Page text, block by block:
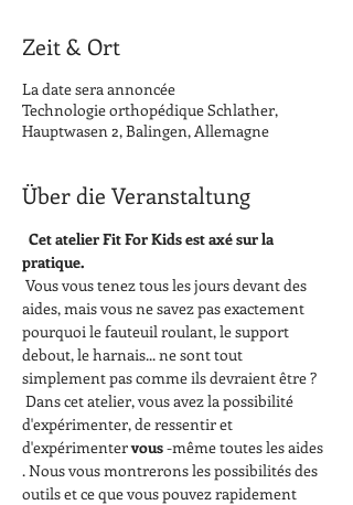
Zeit & Ort
La date sera annoncée
Technologie orthopédique Schlather,
Hauptwasen 2, Balingen, Allemagne
Über die Veranstaltung
Cet atelier Fit For Kids est axé sur la
pratique.
aides, mais vous ne savez pas exactement
pourquoi le fauteuil roulant, le support
debout, le harnais... ne sont tout
simplement pas comme ils devraient être ?
d'expérimenter, de ressentir et
d'expérimenter vous -même toutes les aides
. Nous vous montrerons les possibilités des
outils et ce que vous pouvez rapidement